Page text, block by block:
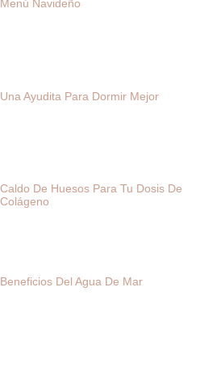
Menú Navideño
Una Ayudita Para Dormir Mejor
Caldo De Huesos Para Tu Dosis De
Colágeno
Beneficios Del Agua De Mar